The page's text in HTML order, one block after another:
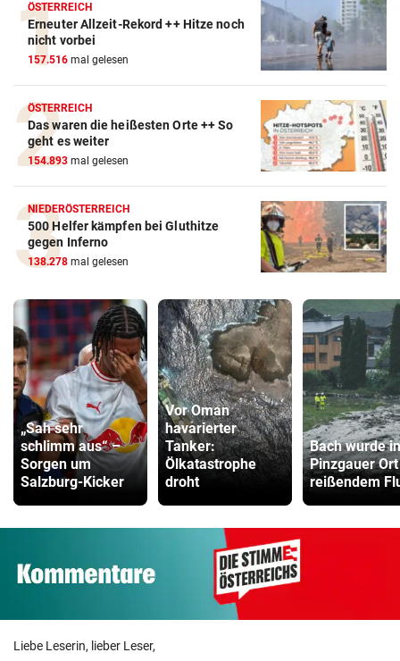
ÖSTERREICH
Erneuter Allzeit-Rekord ++ Hitze noch
nicht vorbei
157.516 mal gelesen
ÖSTERREICH
Das waren die heißesten Orte ++ So
geht es weiter
154.893 mal gelesen
NIEDERÖSTERREICH
500 Helfer kämpfen bei Gluthitze
gegen Inferno
138.278 mal gelesen
„Sah sehr
schlimm aus“ –
Sorgen um
Salzburg-Kicker
Vor Oman
havarierter
Tanker:
Ölkatastrophe
droht
Bach wurde in
Pinzgauer
reißendem
Liebe Leserin, lieber Leser,